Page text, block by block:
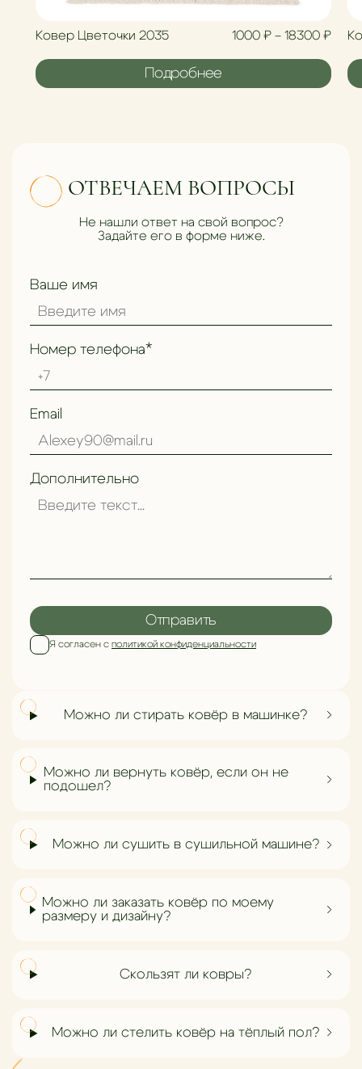
Ковер Цветочки 2035 1000₽ – 18300₽
Подробнее
ОТВЕЧАЕМ ВОПРОСЫ
Не нашли ответ на свой вопрос?
Задайте его в форме ниже.
Ваше имя
Номер телефона*
Email
Дополнительно
Я согласен с политикой конфиденциальности
Отправить
Можно ли стирать ковёр в машинке?
Можно ли вернуть ковёр, если он не
подошел?
Можно ли сушить в сушильной машине?
Можно ли заказать ковёр по моему
размеру и дизайну?
Скользят ли ковры?
Можно ли стелить ковёр на тёплый пол?